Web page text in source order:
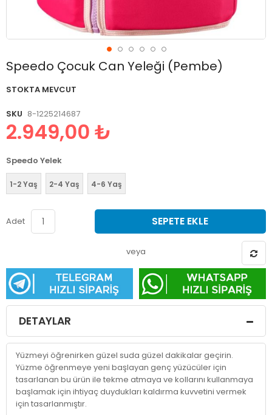
Speedo Çocuk Can Yeleği (Pembe)
STOKTA MEVCUT
SKU 8-1225214687
2.949,00 ₺
Speedo Yelek
1-2 Yaş 2-4 Yaş 4-6 Yaş
Adet SEPETE EKLE
veya
Resim
galerisinin
başlangıcına
DETAYLAR
Yüzmeyi öğrenirken güzel suda güzel dakikalar geçirin.
Yüzme öğrenmeye yeni başlayan genç yüzücüler için
tasarlanan bu ürün ile tekme atmaya ve kollarını kullanmaya
başlamak için ihtiyaç duydukları kaldırma kuvvetini vermek
için tasarlanmıştır.